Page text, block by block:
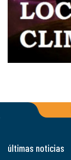
últimas noticias